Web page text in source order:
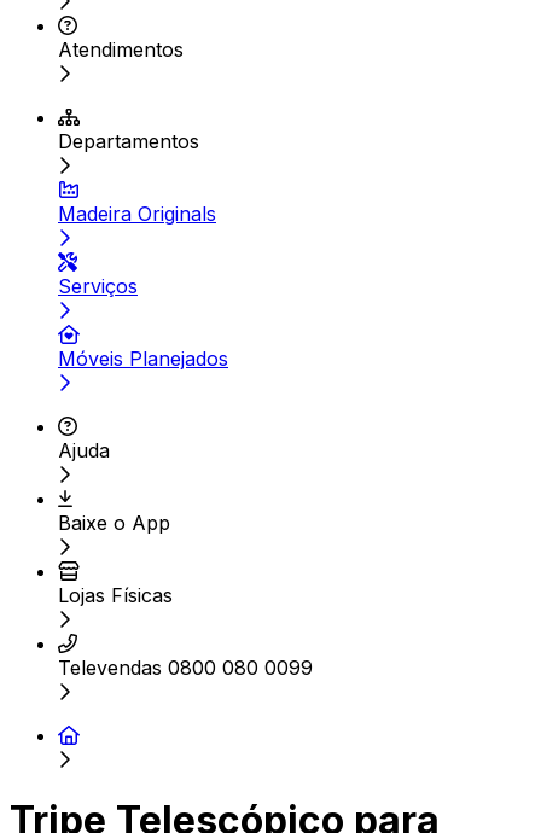
Atendimentos
Departamentos
Madeira Originals
Serviços
Móveis Planejados
Ajuda
Baixe o App
Lojas Físicas
Televendas 0800 080 0099
Tripe Telescópico para